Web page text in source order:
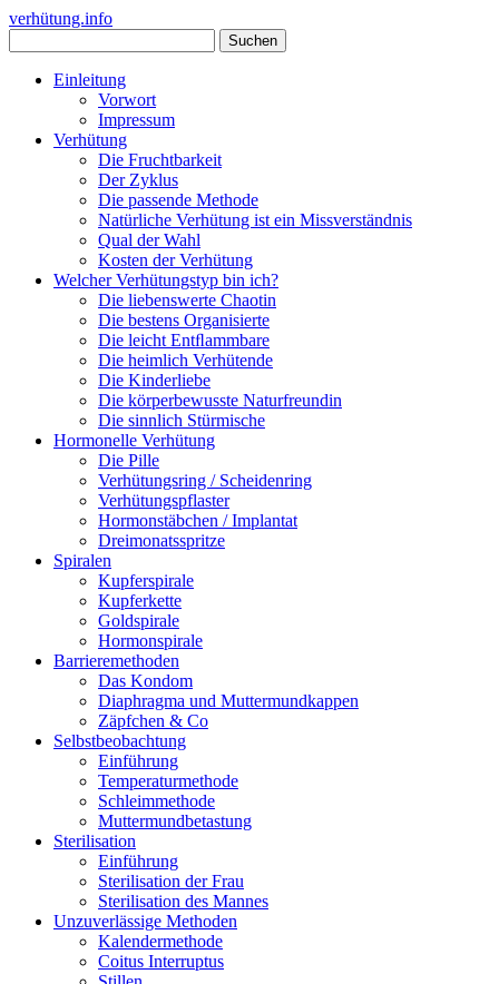
verhütung.info
Einleitung
Vorwort
Impressum
Verhütung
Die Fruchtbarkeit
Der Zyklus
Die passende Methode
Natürliche Verhütung ist ein Missverständnis
Qual der Wahl
Kosten der Verhütung
Welcher Verhütungstyp bin ich?
Die liebenswerte Chaotin
Die bestens Organisierte
Die leicht Entﬂammbare
Die heimlich Verhütende
Die Kinderliebe
Die körperbewusste Naturfreundin
Die sinnlich Stürmische
Hormonelle Verhütung
Die Pille
Verhütungsring / Scheidenring
Verhütungspflaster
Hormonstäbchen / Implantat
Dreimonatsspritze
Spiralen
Kupferspirale
Kupferkette
Goldspirale
Hormonspirale
Barrieremethoden
Das Kondom
Diaphragma und Muttermundkappen
Zäpfchen & Co
Selbstbeobachtung
Einführung
Temperaturmethode
Schleimmethode
Muttermundbetastung
Sterilisation
Einführung
Sterilisation der Frau
Sterilisation des Mannes
Unzuverlässige Methoden
Kalendermethode
Coitus Interruptus